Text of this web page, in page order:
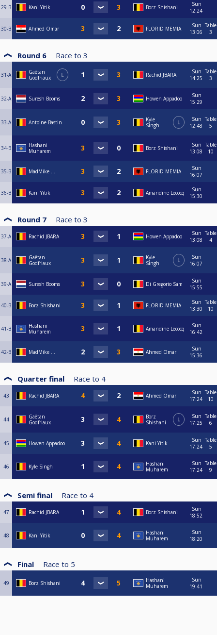
29-B Kani Yitik Borz Shishani
Sun
12:24
30-B Ahmed Omar FLORID MEMIA
Sun
13:06
Table
3
Round 6 Race to 3
31-A
Gaëtan
Godfriaux
L Rachid JBARA
Sun
14:25
Table
3
32-A Suresh Booms Howen Appadoo
Sun
15:29
33-A Antoine Bastin
Kyle
Singh
L
Sun
12:48
Table
5
34-B
Hashani
Muharem
Borz Shishani
Sun
13:08
Table
10
35-B MadMike ... FLORID MEMIA
Sun
16:07
36-B Kani Yitik Amandine Lecocq
Sun
15:30
Round 7 Race to 3
37-A Rachid JBARA Howen Appadoo
Sun
13:08
Table
4
38-A
Gaëtan
Godfriaux
Kyle
Singh
L
Sun
16:07
39-A Suresh Booms Di Gregorio Sam
Sun
15:55
40-B Borz Shishani FLORID MEMIA
Sun
13:30
Table
10
41-B
Hashani
Muharem
Amandine Lecocq
Sun
16:42
42-B MadMike ... Ahmed Omar
Sun
15:36
Quarter final Race to 4
43 Rachid JBARA Ahmed Omar
Sun
17:24
Table
10
44
Gaëtan
Godfriaux
Borz
Shishani
L
Sun
17:25
Table
6
45 Howen Appadoo Kani Yitik
Sun
17:24
Table
5
46 Kyle Singh
Hashani
Muharem
Sun
17:24
Table
9
Semi final Race to 4
47 Rachid JBARA Borz Shishani
Sun
18:52
48 Kani Yitik
Hashani
Muharem
Sun
18:20
Final Race to 5
49 Borz Shishani
Hashani
Muharem
Sun
19:41